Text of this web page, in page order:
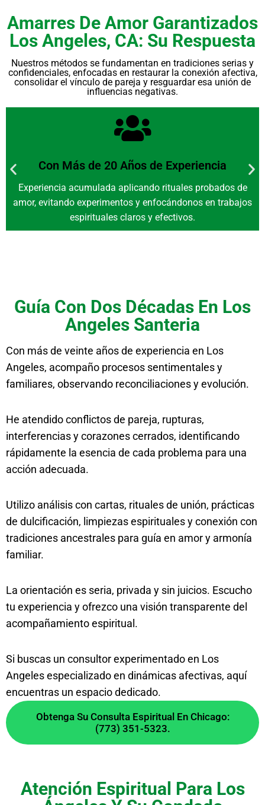
Amarres De Amor Garantizados
Los Angeles, CA: Su Respuesta
Nuestros métodos se fundamentan en tradiciones serias y
confidenciales, enfocadas en restaurar la conexión afectiva,
consolidar el vínculo de pareja y resguardar esa unión de
influencias negativas.
Con Más de 20 Años de Experiencia
Experiencia acumulada aplicando rituales probados de
amor, evitando experimentos y enfocándonos en trabajos
espirituales claros y efectivos.
Guía Con Dos Décadas En Los
Angeles Santeria
Con más de veinte años de experiencia en Los
Angeles, acompaño procesos sentimentales y
familiares, observando reconciliaciones y evolución.
He atendido conflictos de pareja, rupturas,
interferencias y corazones cerrados, identificando
rápidamente la esencia de cada problema para una
acción adecuada.
Utilizo análisis con cartas, rituales de unión, prácticas
de dulcificación, limpiezas espirituales y conexión con
tradiciones ancestrales para guía en amor y armonía
familiar.
La orientación es seria, privada y sin juicios. Escucho
tu experiencia y ofrezco una visión transparente del
acompañamiento espiritual.
Si buscas un consultor experimentado en Los
Angeles especializado en dinámicas afectivas, aquí
encuentras un espacio dedicado.
Obtenga Su Consulta Espiritual En Chicago:
(773) 351-5323.
Atención Espiritual Para Los